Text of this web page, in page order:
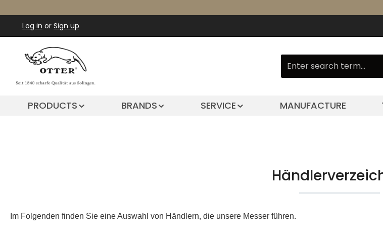
Log in or Sign up
PRODUCTS BRANDS SERVICE MANUFACTURE
Im Folgenden finden Sie eine Auswahl von Händlern, die unsere Messer führen.